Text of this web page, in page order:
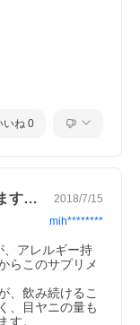
いね 0
家の愛犬はミックス犬の5歳になりますが… 2018/7/15
mih********
、アレルギー持
らこのサプリメ
、飲み続けるこ
、目ヤニの量も
す。